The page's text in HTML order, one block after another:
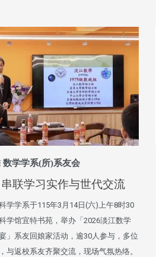
数学学系(所)系友会
联学习实作与世代交流
学学系于115年3月14日(六)上午8时30
学馆宜特书苑，举办「2026淡江数学
」系友回娘家活动，逾30人参与，多位
与返校系友齐聚交流，现场气氛热络。